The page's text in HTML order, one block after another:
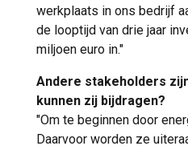
werkplaats in ons bedrijf
de looptijd van drie jaar
miljoen euro in."
Andere stakeholders
kunnen zij bijdragen?
"Om te beginnen door
Daarvoor worden ze